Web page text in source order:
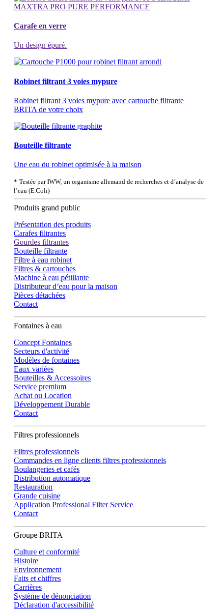
Carafe en verre
Un design épuré.
Robinet filtrant 3 voies mypure
Robinet filtrant 3 voies mypure avec cartouche filtrante
BRITA de votre choix
Bouteille filtrante
Une eau du robinet optimisée à la maison
* Testée par IWW, un organisme allemand de recherches et d’analyse de
l’eau (E.Coli)
Produits grand public
Présentation des produits
Carafes filtrantes
Gourdes filtrantes
Bouteille filtrante
Filtre à eau robinet
Filtres & cartouches
Machine à eau pétillante
Distributeur d’eau pour la maison
Pièces détachées
Contact
Fontaines à eau
Concept Fontaines
Secteurs d'activité
Modèles de fontaines
Eaux variées
Bouteilles & Accessoires
Service premium
Achat ou Location
Développement Durable
Contact
Filtres professionnels
Filtres professionnels
Commandes en ligne clients filtres professionnels
Boulangeries et cafés
Distribution automatique
Restauration
Grande cuisine
Application Professional Filter Service
Contact
Groupe BRITA
Culture et conformité
Histoire
Environnement
Faits et chiffres
Carrières
Système de dénonciation
Déclaration d'accessibilité